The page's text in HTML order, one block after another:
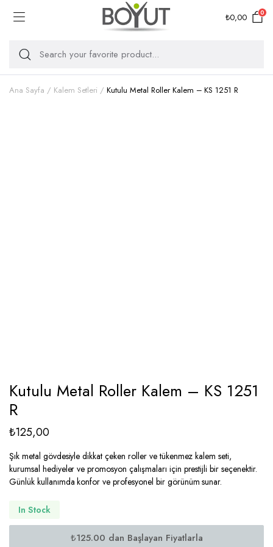
₺0,00 0
Ana Sayfa Kalem Setleri Kutulu Metal Roller Kalem – KS 1251 R
Kutulu Metal Roller Kalem – KS 1251
R
₺125,00
Şık metal gövdesiyle dikkat çeken roller ve tükenmez kalem seti,
kurumsal hediyeler ve promosyon çalışmaları için prestijli bir seçenektir.
Günlük kullanımda konfor ve profesyonel bir görünüm sunar.
In Stock